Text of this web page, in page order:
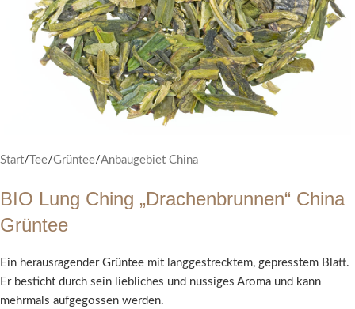
Start/ Tee/Grüntee/Anbaugebiet China
BIO Lung Ching „Drachenbrunnen“ China
Grüntee
Ein herausragender Grüntee mit langgestrecktem, gepresstem Blatt.
Er besticht durch sein liebliches und nussiges Aroma und kann
mehrmals aufgegossen werden.